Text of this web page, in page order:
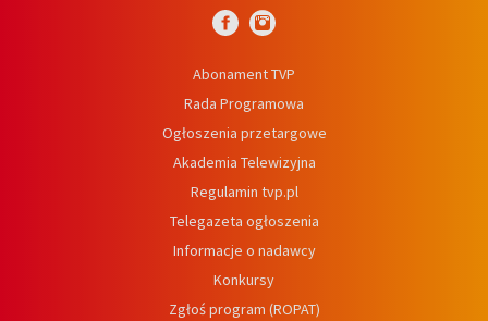
Abonament TVP
Rada Programowa
Ogłoszenia przetargowe
Akademia Telewizyjna
Regulamin tvp.pl
Telegazeta ogłoszenia
Informacje o nadawcy
Konkursy
Zgłoś program (ROPAT)